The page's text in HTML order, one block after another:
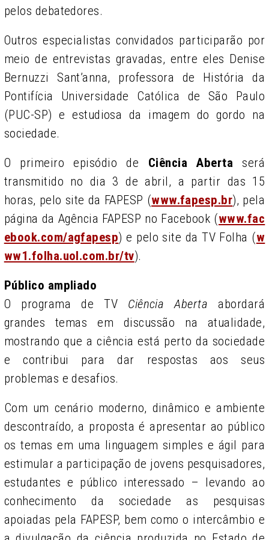
pelos debatedores.
Outros especialistas convidados participarão por
meio de entrevistas gravadas, entre eles Denise
Bernuzzi Sant’anna, professora de História da
Pontifícia Universidade Católica de São Paulo
(PUC-SP) e estudiosa da imagem do gordo na
sociedade.
O primeiro episódio de Ciência Aberta será
transmitido no dia 3 de abril, a partir das 15
horas, pelo site da FAPESP (www.fapesp.br), pela
página da Agência FAPESP no Facebook (www.fac
ebook.com/agfapesp) e pelo site da TV Folha (w
ww1.folha.uol.com.br/tv).
Público ampliado
O programa de TV Ciência Aberta abordará
grandes temas em discussão na atualidade,
mostrando que a ciência está perto da sociedade
e contribui para dar respostas aos seus
problemas e desafios.
Com um cenário moderno, dinâmico e ambiente
descontraído, a proposta é apresentar ao público
os temas em uma linguagem simples e ágil para
estimular a participação de jovens pesquisadores,
estudantes e público interessado – levando ao
conhecimento da sociedade as pesquisas
apoiadas pela FAPESP, bem como o intercâmbio e